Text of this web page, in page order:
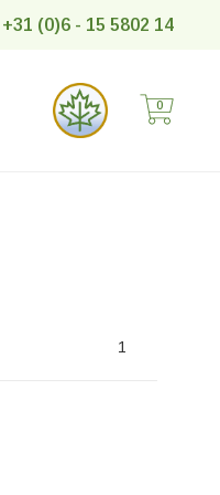
+31 (0)6 - 15 5802 14
0
1